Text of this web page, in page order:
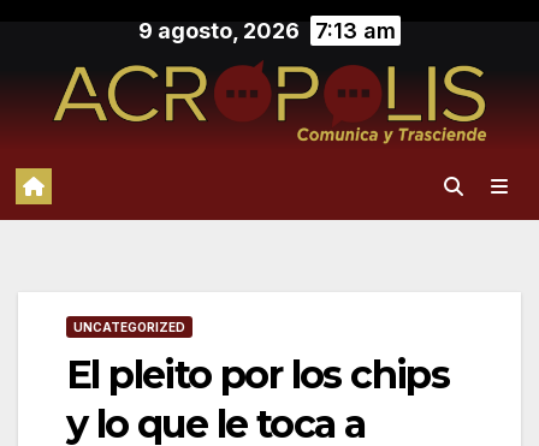
contenido
9 agosto, 2026 7:13 am
UNCATEGORIZED
El pleito por los chips
y lo que le toca a